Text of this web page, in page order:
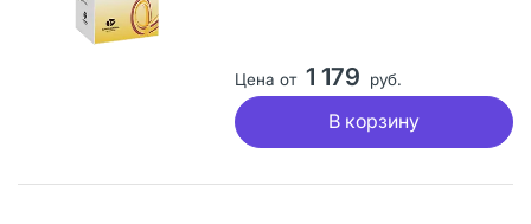
Цена от 1 179 руб.
В корзину